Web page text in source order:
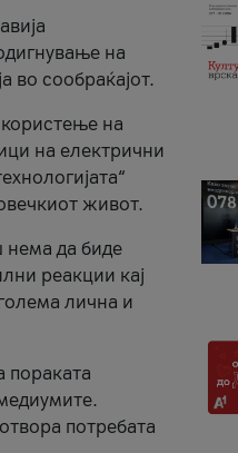
на
во сообраќајот.
на
на електрични
живот.
нема да биде
реакции кај
лична и
пораката
потребата